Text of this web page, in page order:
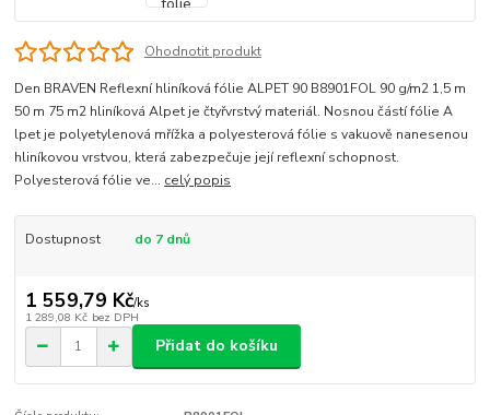
Ohodnotit produkt
Den BRAVEN Reflexní hliníková fólie ALPET 90 B8901FOL 90 g/m2 1,5 m
50 m 75 m2 hliníková Alpet je čtyřvrstvý materiál. Nosnou částí fólie A
lpet je polyetylenová mřížka a polyesterová fólie s vakuově nanesenou
hliníkovou vrstvou, která zabezpečuje její reflexní schopnost.
Polyesterová fólie ve... celý popis
Dostupnost do 7 dnů
1 559,79 Kč/ks
1 289,08 Kč bez DPH
Přidat do košíku